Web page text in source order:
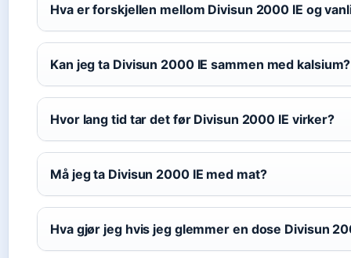
Hva er forskjellen mellom Divisun 2000 IE og
Kan jeg ta Divisun 2000 IE sammen med kalsium?
Hvor lang tid tar det før Divisun 2000 IE virker?
Må jeg ta Divisun 2000 IE med mat?
Hva gjør jeg hvis jeg glemmer en dose Divisun